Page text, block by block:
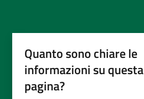
Quanto sono chiare le
informazioni su questa
pagina?